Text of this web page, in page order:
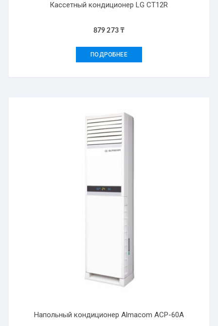
Кассетный кондиционер LG CT12R
879 273₸
ПОДРОБНЕЕ
Напольный кондиционер Almacom ACP-60А